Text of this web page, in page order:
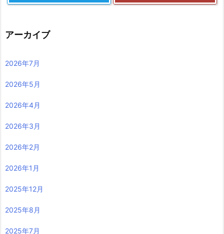
アーカイブ
2026年7月
2026年5月
2026年4月
2026年3月
2026年2月
2026年1月
2025年12月
2025年8月
2025年7月